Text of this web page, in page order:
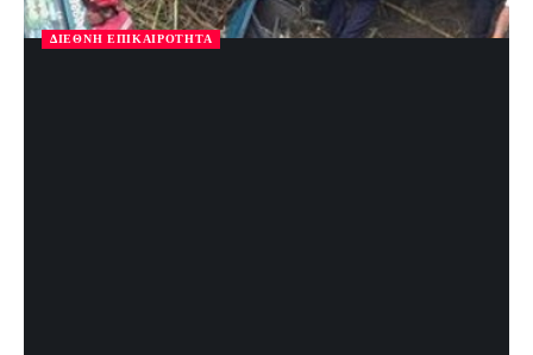
ΔΙΕΘΝΉ ΕΠΙΚΑΙΡΌΤΗΤΑ